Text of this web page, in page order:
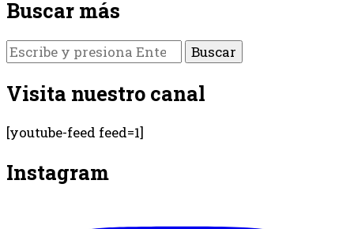
Buscar más
¿Buscas
algo?
Visita nuestro canal
[youtube-feed feed=1]
Instagram